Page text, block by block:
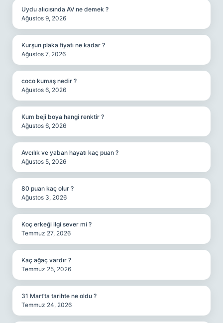
Uydu alıcısında AV ne demek ?
Ağustos 9, 2026
Kurşun plaka fiyatı ne kadar ?
Ağustos 7, 2026
coco kumaş nedir ?
Ağustos 6, 2026
Kum beji boya hangi renktir ?
Ağustos 6, 2026
Avcılık ve yaban hayatı kaç puan ?
Ağustos 5, 2026
80 puan kaç olur ?
Ağustos 3, 2026
Koç erkeği ilgi sever mi ?
Temmuz 27, 2026
Kaç ağaç vardır ?
Temmuz 25, 2026
31 Mart’ta tarihte ne oldu ?
Temmuz 24, 2026